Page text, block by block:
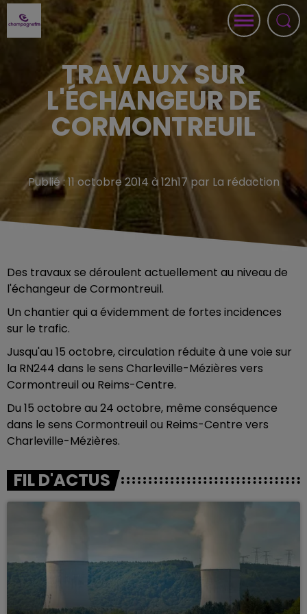
TRAVAUX SUR
L'ÉCHANGEUR DE
CORMONTREUIL
Publié : 11 octobre 2014 à 12h17 par La rédaction
Des travaux se déroulent actuellement au niveau de
l'échangeur de Cormontreuil.
Un chantier qui a évidemment de fortes incidences
sur le trafic.
Jusqu'au 15 octobre, circulation réduite à une voie sur
la RN244 dans le sens Charleville-Mézières vers
Cormontreuil ou Reims-Centre.
Du 15 octobre au 24 octobre, même conséquence
dans le sens Cormontreuil ou Reims-Centre vers
Charleville-Mézières.
FIL D'ACTUS